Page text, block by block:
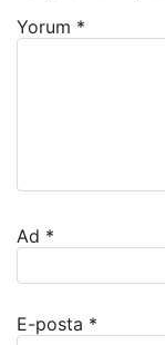
Yorum *
Ad *
E-posta *